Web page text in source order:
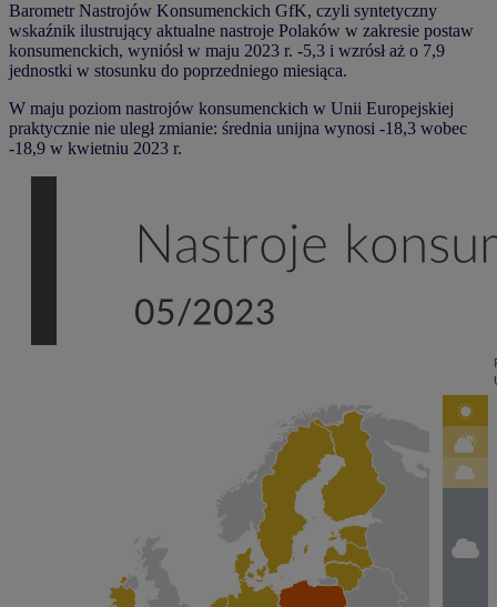
Barometr Nastrojów Konsumenckich GfK, czyli syntetyczny
wskaźnik ilustrujący aktualne nastroje Polaków w zakresie postaw
konsumenckich, wyniósł w maju 2023 r. -5,3 i wzrósł aż o 7,9
jednostki w stosunku do poprzedniego miesiąca.
W maju poziom nastrojów konsumenckich w Unii Europejskiej
praktycznie nie uległ zmianie: średnia unijna wynosi -18,3 wobec
-18,9 w kwietniu 2023 r.